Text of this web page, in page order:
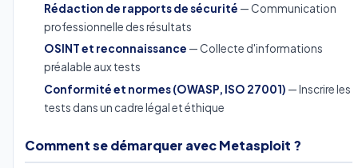
Rédaction de rapports de sécurité — Communication
professionnelle des résultats
OSINT et reconnaissance — Collecte d'informations
préalable aux tests
Conformité et normes (OWASP, ISO 27001) — Inscrire les
tests dans un cadre légal et éthique
Comment se démarquer avec Metasploit ?